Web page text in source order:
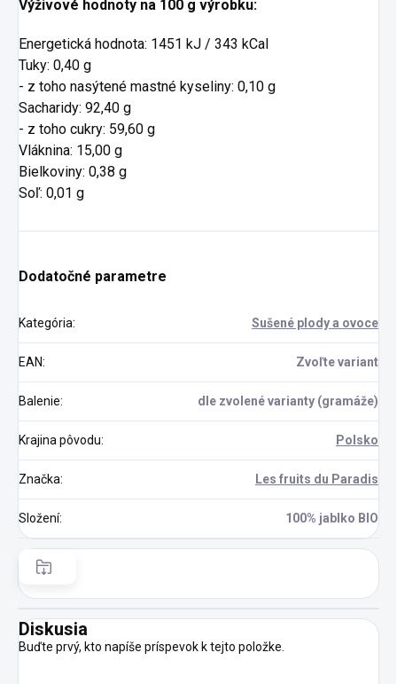
Výživové hodnoty na 100 g výrobku:
Energetická hodnota: 1451 kJ / 343 kCal
Tuky: 0,40 g
- z toho nasýtené mastné kyseliny: 0,10 g
Sacharidy: 92,40 g
- z toho cukry: 59,60 g
Vláknina: 15,00 g
Bielkoviny: 0,38 g
Soľ: 0,01 g
Dodatočné parametre
Kategória: Sušené plody a ovoce
EAN: Zvoľte variant
Balenie: dle zvolené varianty (gramáže)
Krajina pôvodu: Polsko
Značka: Les fruits du Paradis
Složení: 100% jablko BIO
Diskusia
Buďte prvý, kto napíše príspevok k tejto položke.